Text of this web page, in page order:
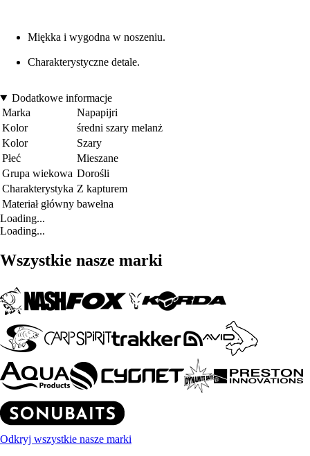
Miękka i wygodna w noszeniu.
Charakterystyczne detale.
Dodatkowe informacje
Marka
Napapijri
Kolor
średni szary melanż
Kolor
Szary
Płeć
Mieszane
Grupa wiekowa Dorośli
Charakterystyka Z kapturem
Materiał główny bawełna
Loading...
Loading...
Wszystkie nasze marki
Odkryj wszystkie nasze marki